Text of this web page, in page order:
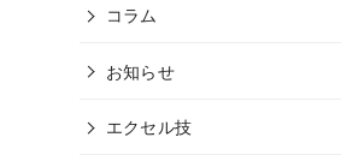
コラム
お知らせ
エクセル技